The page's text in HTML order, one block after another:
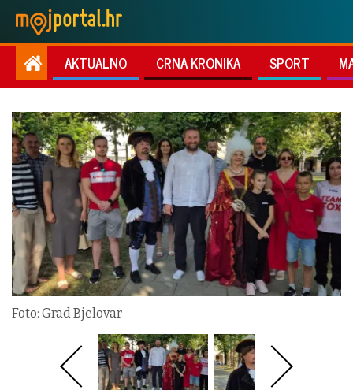
AKTUALNO CRNA KRONIKA SPORT
Foto: Grad Bjelovar